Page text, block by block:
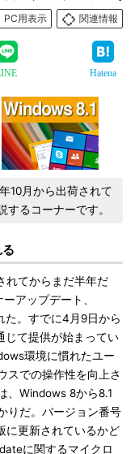
PC用表示
関連情報
Hatena
10月から出荷されて
するコーナーです。
れてからまだ半年だ
アップデート、
た。すでに4月9日から
じて提供が始まってい
環境に慣れたユー
スでの操作性を向上さ
、Windows 8から8.1
りだ。バージョン番号
に更新されているかど
に関するマイクロ